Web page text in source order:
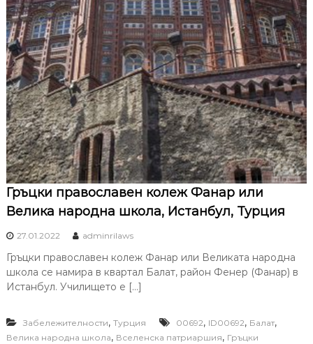
Гръцки православен колеж Фанар или
Велика народна школа, Истанбул, Турция
27.01.2022 adminrilaws
Гръцки православен колеж Фанар или Великата народна
школа се намира в квартал Балат, район Фенер (Фанар) в
Истанбул. Училището е […]
Забележителности, Турция 00692, ID00692, Балат,
Велика народна школа, Вселенска патриаршия, Гръцки